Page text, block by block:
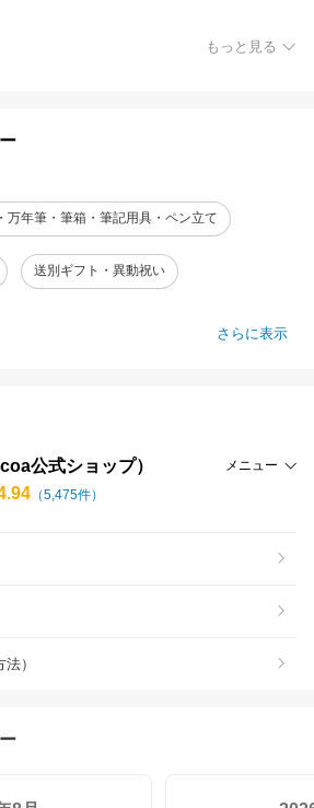
もっと見る
万年筆・筆箱・筆記用具・ペン立て
送別ギフト・異動祝い
さらに表示
公式ショップ） メニュー
（5,475件）
）